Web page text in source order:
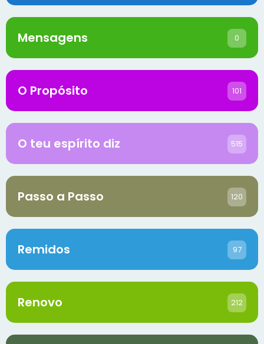
Mensagens 0
O Propósito 101
O teu espírito diz 515
Passo a Passo 120
Remidos 97
Renovo 212